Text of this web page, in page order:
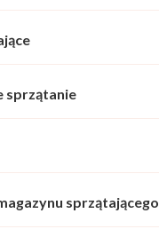
sprzątanie
sprzątającego